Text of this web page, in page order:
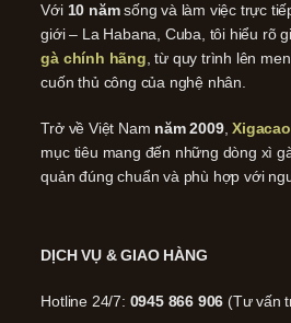
Với 10 nămsống và làm việc trực
giới – La Habana, Cuba, tôi hiểu rõ
gà chính hãng , từ quy trình lên
cuốn thủ công của nghệ nhân.
Trở về Việt Nam năm 2009,
mục tiêu mang đến những dòng xì
quản đúng chuẩn và phù hợp với
DỊCH VỤ & GIAO HÀNG
Hotline 24/7: 0945 866 906 (Tư vấn